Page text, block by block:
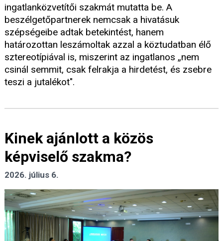
ingatlanközvetítői szakmát mutatta be. A
beszélgetőpartnerek nemcsak a hivatásuk
szépségeibe adtak betekintést, hanem
határozottan leszámoltak azzal a köztudatban élő
sztereotípiával is, miszerint az ingatlanos „nem
csinál semmit, csak felrakja a hirdetést, és zsebre
teszi a jutalékot".
Kinek ajánlott a közös
képviselő szakma?
2026. július 6.